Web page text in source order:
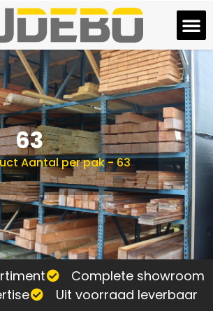
63
Aantal per pak-63
Complete showroom
Uit voorraad leverbaar